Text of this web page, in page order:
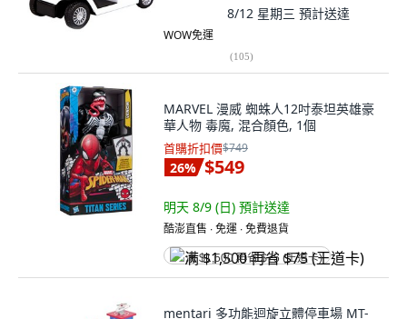
8/12 星期三 預計送達
WOW免運
(105)
MARVEL 漫威 蜘蛛人12吋泰坦英雄豪
華人物 毒魔, 混合顏色, 1個
首購折扣價$749
26% $549
明天 8/9 (日) 預計送達
酷澎直售 ∙ 免運 ∙ 免費退貨
满 $1,500 再省 $75 (王道卡)
mentari 多功能迴旋立體停車場 MT-